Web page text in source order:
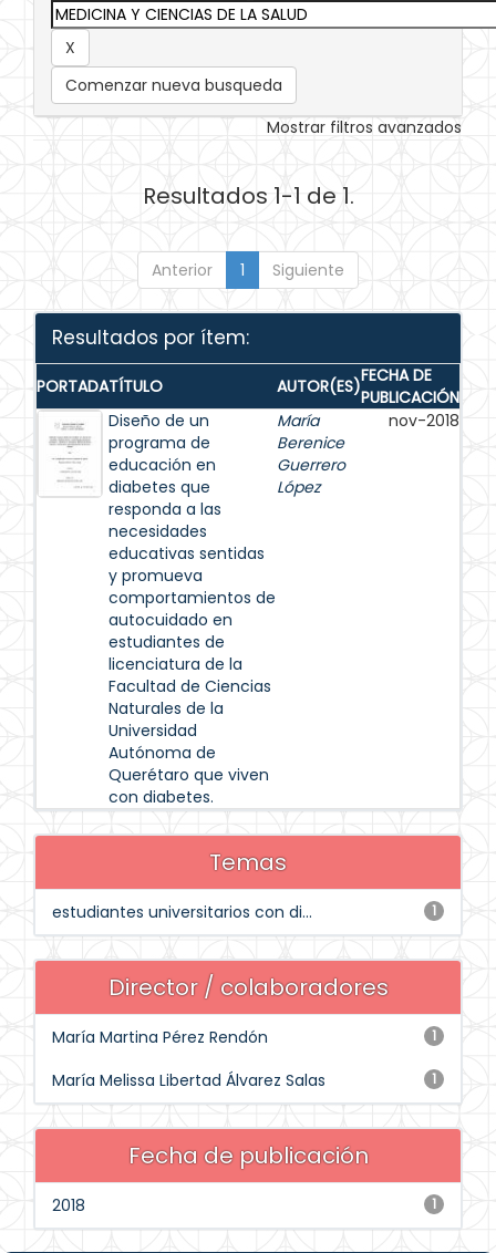
Comenzar nueva busqueda
Mostrar filtros avanzados
Resultados 1-1 de 1.
Anterior 1 Siguiente
Resultados por ítem:
PORTADATÍTULO AUTOR(ES)FECHA DE
PUBLICACIÓN
Diseño de un
programa de
educación en
diabetes que
responda a las
necesidades
educativas sentidas
y promueva
comportamientos de
autocuidado en
estudiantes de
licenciatura de la
Facultad de Ciencias
Naturales de la
Universidad
Autónoma de
Querétaro que viven
con diabetes.
María
Berenice
Guerrero
López
nov-2018
Temas
1
estudiantes universitarios con di...
Director / colaboradores
1
María Martina Pérez Rendón
1
María Melissa Libertad Álvarez Salas
Fecha de publicación
1
2018